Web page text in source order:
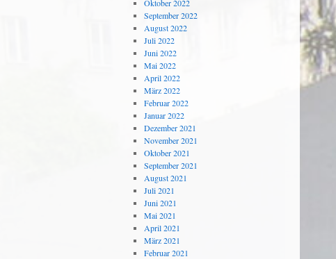
Oktober 2022
September 2022
August 2022
Juli 2022
Juni 2022
Mai 2022
April 2022
März 2022
Februar 2022
Januar 2022
Dezember 2021
November 2021
Oktober 2021
September 2021
August 2021
Juli 2021
Juni 2021
Mai 2021
April 2021
März 2021
Februar 2021